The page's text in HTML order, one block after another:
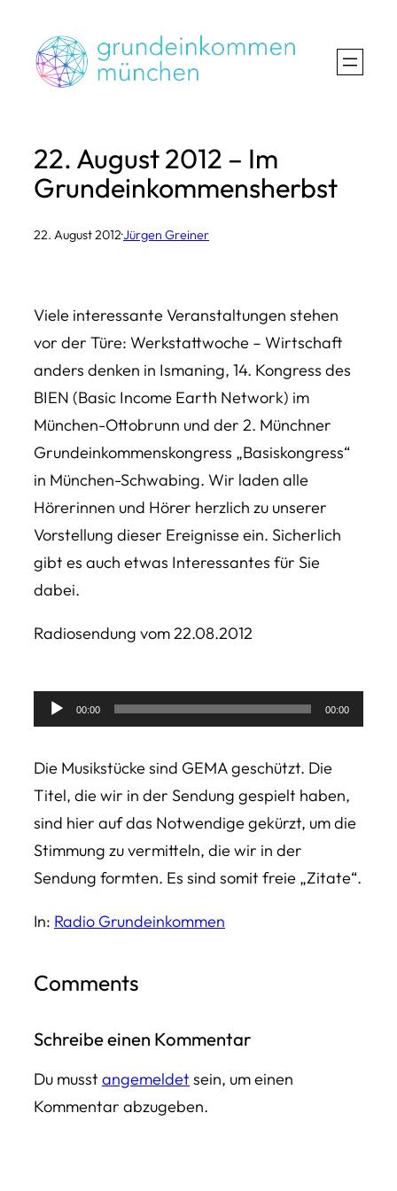
Inhalt
springen
22. August 2012 – Im
Grundeinkommensherbst
22. August 2012·Jürgen Greiner
Viele interessante Veranstaltungen stehen
vor der Türe: Werkstattwoche – Wirtschaft
anders denken in Ismaning, 14. Kongress des
BIEN (Basic Income Earth Network) im
München-Ottobrunn und der 2. Münchner
Grundeinkommenskongress „Basiskongress“
in München-Schwabing. Wir laden alle
Hörerinnen und Hörer herzlich zu unserer
Vorstellung dieser Ereignisse ein. Sicherlich
gibt es auch etwas Interessantes für Sie
dabei.
Radiosendung vom 22.08.2012
Audio-
Player
00:00 00:00
Die Musikstücke sind GEMA geschützt. Die
Titel, die wir in der Sendung gespielt haben,
sind hier auf das Notwendige gekürzt, um die
Stimmung zu vermitteln, die wir in der
Sendung formten. Es sind somit freie „Zitate“.
In: Radio Grundeinkommen
Comments
Schreibe einen Kommentar
Du musst angemeldet sein, um einen
Kommentar abzugeben.